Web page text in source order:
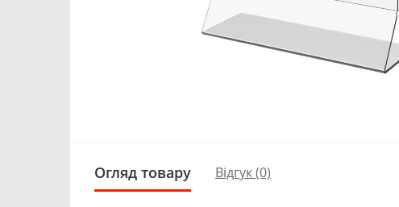
Огляд товару Відгук (0)